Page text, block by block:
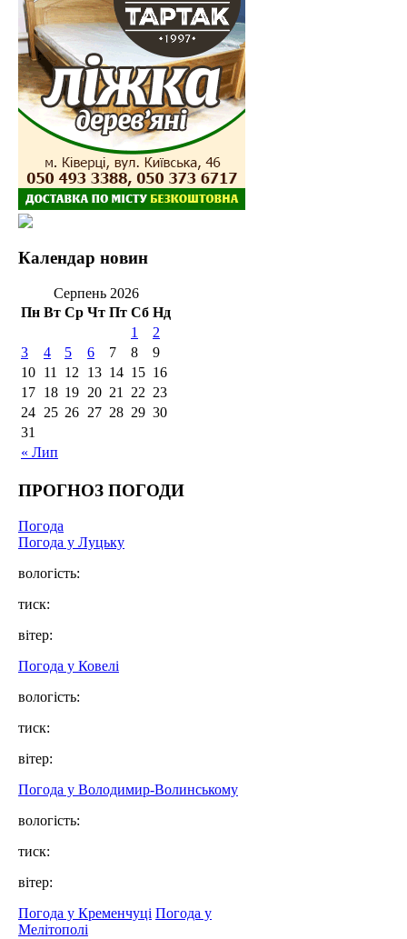
Календар новин
Серпень 2026
Пн Вт Ср Чт Пт Сб Нд
« Лип
1
2
3
4 5 6 7 8
9
10 11 12 13 14 15 16
17 18 19 20 21 22 23
24 25 26 27 28 29 30
31
ПРОГНОЗ ПОГОДИ
Погода
Погода у Луцьку
вологість:
тиск:
вітер:
Погода у Ковелі
вологість:
тиск:
вітер:
Погода у Володимир-Волинському
вологість:
тиск:
вітер:
Погода у Кременчуці Погода у
Мелітополі